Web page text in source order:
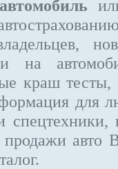
на
краш
для
спецтехники,
авто